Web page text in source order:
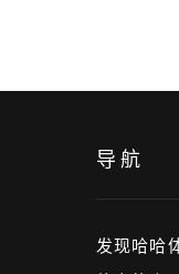
导航
发现哈哈